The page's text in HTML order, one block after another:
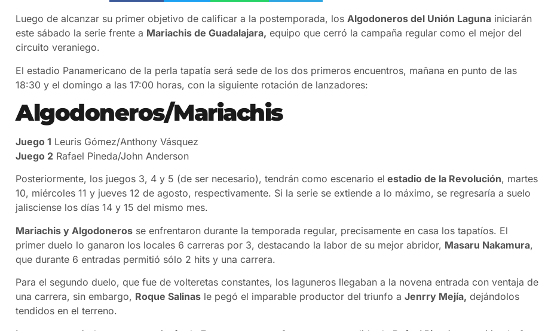
Luego de alcanzar su primer objetivo de calificar a la postemporada, los Algodoneros del Unión Laguna iniciarán
este sábado la serie frente a Mariachis de Guadalajara, equipo que cerró la campaña regular como el mejor del
circuito veraniego.
El estadio Panamericano de la perla tapatía será sede de los dos primeros encuentros, mañana en punto de las
18:30 y el domingo a las 17:00 horas, con la siguiente rotación de lanzadores:
Algodoneros/Mariachis
Juego 1 Leuris Gómez/Anthony Vásquez
Juego 2 Rafael Pineda/John Anderson
Posteriormente, los juegos 3, 4 y 5 (de ser necesario), tendrán como escenario el estadio de la Revolución, martes
10, miércoles 11 y jueves 12 de agosto, respectivamente. Si la serie se extiende a lo máximo, se regresaría a suelo
jalisciense los días 14 y 15 del mismo mes.
Mariachis y Algodoneros se enfrentaron durante la temporada regular, precisamente en casa los tapatíos. El
primer duelo lo ganaron los locales 6 carreras por 3, destacando la labor de su mejor abridor, Masaru Nakamura,
que durante 6 entradas permitió sólo 2 hits y una carrera.
Para el segundo duelo, que fue de volteretas constantes, los laguneros llegaban a la novena entrada con ventaja de
una carrera, sin embargo, Roque Salinas le pegó el imparable productor del triunfo a Jenrry Mejía, dejándolos
tendidos en el terreno.